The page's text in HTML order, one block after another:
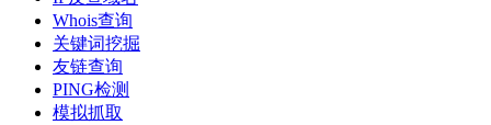
Whois查询
关键词挖掘
友链查询
PING检测
模拟抓取